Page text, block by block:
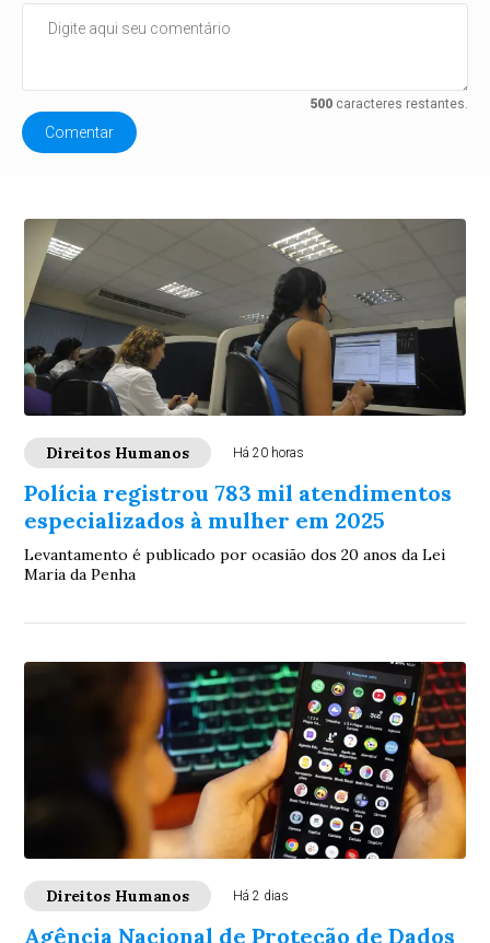
500caracteres restantes.
Comentar
Direitos Humanos Há 20 horas
Polícia registrou 783 mil atendimentos
especializados à mulher em 2025
Levantamento é publicado por ocasião dos 20 anos da Lei
Maria da Penha
Direitos Humanos Há 2 dias
Agência Nacional de Proteção de Dados